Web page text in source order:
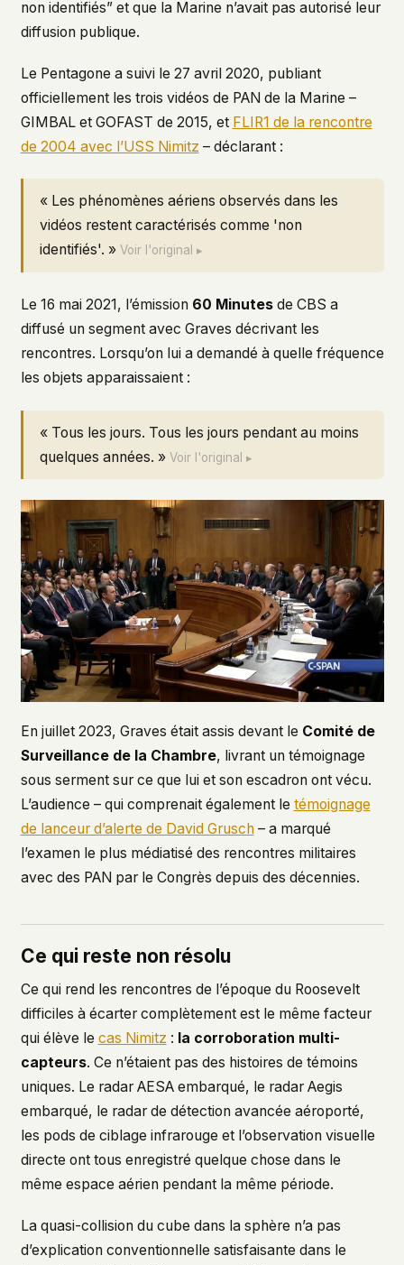
non identifiés” et que la Marine n’avait pas autorisé leur
diffusion publique.
Le Pentagone a suivi le 27 avril 2020, publiant
officiellement les trois vidéos de PAN de la Marine –
GIMBAL et GOFAST de 2015, et FLIR1 de la rencontre
de 2004 avec l’USS Nimitz – déclarant :
« Les phénomènes aériens observés dans les
vidéos restent caractérisés comme 'non
identifiés'. »Voir l'original ▸
Le 16 mai 2021, l’émission 60 Minutesde CBS a
diffusé un segment avec Graves décrivant les
rencontres. Lorsqu’on lui a demandé à quelle fréquence
les objets apparaissaient :
« Tous les jours. Tous les jours pendant au moins
quelques années. »Voir l'original ▸
En juillet 2023, Graves était assis devant le Comité de
Surveillance de la Chambre, livrant un témoignage
sous serment sur ce que lui et son escadron ont vécu.
L’audience – qui comprenait également le témoignage
de lanceur d’alerte de David Grusch– a marqué
l’examen le plus médiatisé des rencontres militaires
avec des PAN par le Congrès depuis des décennies.
Ce qui reste non résolu
Ce qui rend les rencontres de l’époque du Roosevelt
difficiles à écarter complètement est le même facteur
qui élève le cas Nimitz : la corroboration multi-
capteurs. Ce n’étaient pas des histoires de témoins
uniques. Le radar AESA embarqué, le radar Aegis
embarqué, le radar de détection avancée aéroporté,
les pods de ciblage infrarouge et l’observation visuelle
directe ont tous enregistré quelque chose dans le
même espace aérien pendant la même période.
La quasi-collision du cube dans la sphère n’a pas
d’explication conventionnelle satisfaisante dans le